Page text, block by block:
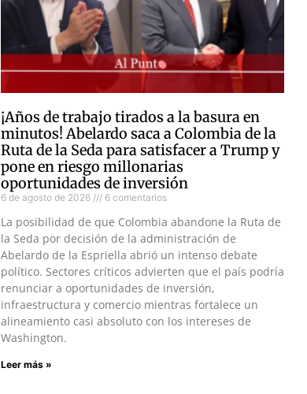
¡Años de trabajo tirados a la basura en
minutos! Abelardo saca a Colombia de la
Ruta de la Seda para satisfacer a Trump y
pone en riesgo millonarias
oportunidades de inversión
6 de agosto de 2026 6 comentarios
La posibilidad de que Colombia abandone la Ruta de
la Seda por decisión de la administración de
Abelardo de la Espriella abrió un intenso debate
político. Sectores críticos advierten que el país podría
renunciar a oportunidades de inversión,
infraestructura y comercio mientras fortalece un
alineamiento casi absoluto con los intereses de
Washington.
Leer más »